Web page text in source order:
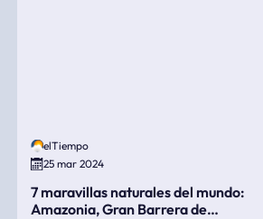
elTiempo
25 mar 2024
7 maravillas naturales del mundo:
Amazonia, Gran Barrera de